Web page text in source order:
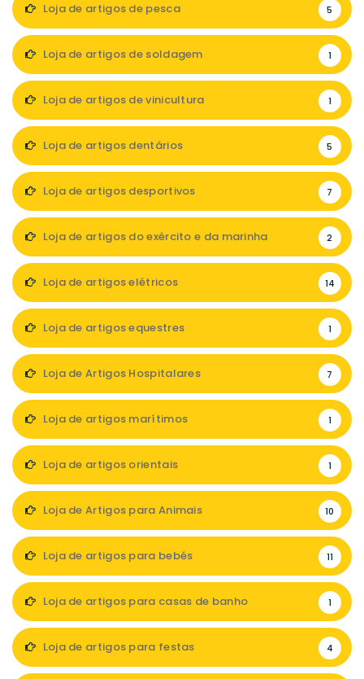
Loja de artigos de pesca 5
Loja de artigos de soldagem 1
Loja de artigos de vinicultura 1
Loja de artigos dentários 5
Loja de artigos desportivos 7
Loja de artigos do exército e da marinha 2
Loja de artigos elétricos 14
Loja de artigos equestres 1
Loja de Artigos Hospitalares 7
Loja de artigos marítimos 1
Loja de artigos orientais 1
Loja de Artigos para Animais 10
Loja de artigos para bebés 11
Loja de artigos para casas de banho 1
Loja de artigos para festas 4